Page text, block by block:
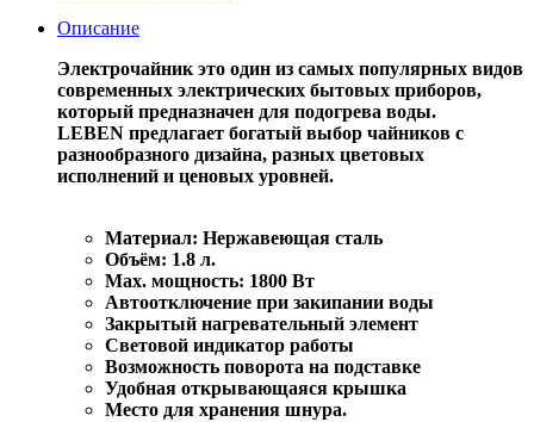
Описание
Электрочайник это один из самых популярных видов
современных электрических бытовых приборов,
который предназначен для подогрева воды.
LEBEN предлагает богатый выбор чайников с
разнообразного дизайна, разных цветовых
исполнений и ценовых уровней.
Материал: Нержавеющая сталь
Объём: 1.8 л.
Мах. мощность: 1800 Вт
Автоотключение при закипании воды
Закрытый нагревательный элемент
Световой индикатор работы
Возможность поворота на подставке
Удобная открывающаяся крышка
Место для хранения шнура.